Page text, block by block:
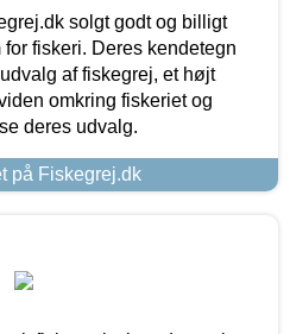
solgt godt og billigt
fiskeri. Deres kendetegn
af fiskegrej, et højt
omkring fiskeriet og
deres udvalg.
på Fiskegrej.dk